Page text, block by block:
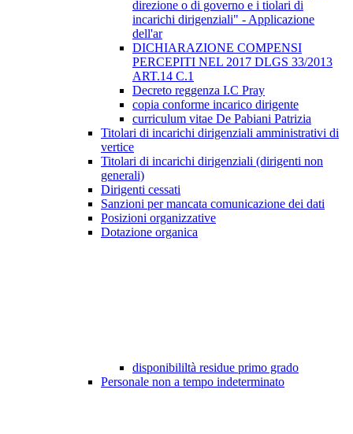
direzione o di governo e i tiolari di
incarichi dirigenziali" - Applicazione
dell'ar
DICHIARAZIONE COMPENSI
PERCEPITI NEL 2017 DLGS 33/2013
ART.14 C.1
Decreto reggenza I.C Pray
copia conforme incarico dirigente
curriculum vitae De Pabiani Patrizia
Titolari di incarichi dirigenziali amministrativi di
vertice
Titolari di incarichi dirigenziali (dirigenti non
generali)
Dirigenti cessati
Sanzioni per mancata comunicazione dei dati
Posizioni organizzative
Dotazione organica
disponibililtà residue primo grado
Personale non a tempo indeterminato